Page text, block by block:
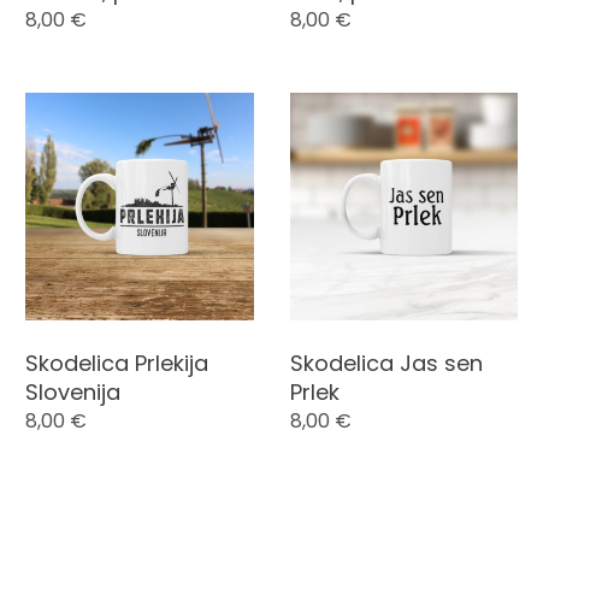
8,00 € 8,00 €
Skodelica Prlekija
Slovenija
8,00 €
Skodelica Jas sen
Prlek
8,00 €